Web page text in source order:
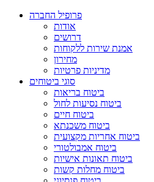
פרופיל החברה
אודות
דרושים
אמנת שירות ללקוחות
מחירון
מדיניות פרטיות
סוגי ביטוחים
ביטוח בריאות
ביטוח נסיעות לחול
ביטוח חיים
ביטוח משכנתא
ביטוח אחריות מקצועית
ביטוח אמבולטורי
ביטוח תאונות אישיות
ביטוח מחלות קשות